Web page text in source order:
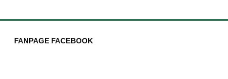
FANPAGE FACEBOOK